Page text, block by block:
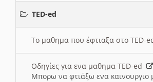
TED-ed
Το μαθημα που έφτιαξα στο TED-
Οδηγίες για ενα μαθημα TED-ed
Μπορω να φτιάξω ενα